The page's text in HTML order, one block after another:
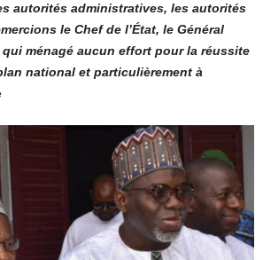
autorités administratives, les autorités
le Chef de l’État, le Général
ménagé aucun effort pour la réussite
national et particulièrement à